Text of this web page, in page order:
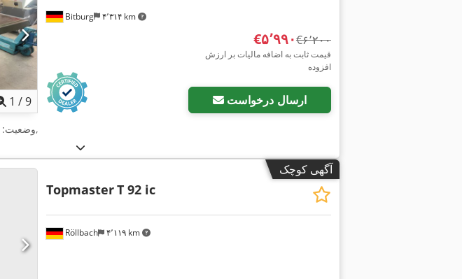
1 /9
Bitburg ۴٬۳۱۴ km
‎€۵٬۹۹۰ ‎€۶٬۲۰۰
قیمت ثابت به اضافه مالیات بر ارزش
افزوده
ارسال درخواست
وضعیت:,
آگهی کوچک
Röllbach ۴٬۱۱۹ km
TopmasterT 92 ic